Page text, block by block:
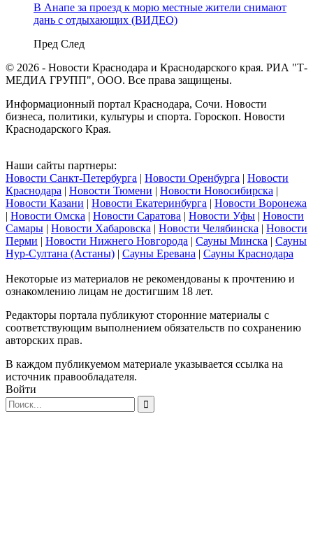
В Анапе за проезд к морю местные жители снимают
дань с отдыхающих (ВИДЕО)
Пред След
© 2026 - Новости Краснодара и Краснодарского края. РИА "Т-
МЕДИА ГРУПП", ООО. Все права защищены.
Информационный портал Краснодара, Сочи. Новости
бизнеса, политики, культуры и спорта. Гороскоп. Новости
Краснодарского Края.
Наши сайты партнеры:
Новости Санкт-Петербурга | Новости Оренбурга | Новости
Краснодара | Новости Тюмени | Новости Новосибирска |
Новости Казани | Новости Екатеринбурга | Новости Воронежа
| Новости Омска | Новости Саратова | Новости Уфы | Новости
Самары | Новости Хабаровска | Новости Челябинска | Новости
Перми | Новости Нижнего Новгорода | Сауны Минска | Сауны
Нур-Султана (Астаны) | Сауны Еревана | Сауны Краснодара
Некоторые из материалов не рекомендованы к прочтению и
ознакомлению лицам не достигшим 18 лет.
Редакторы портала публикуют сторонние материалы с
соответствующим выполнением обязательств по сохранению
авторских прав.
В каждом публикуемом материале указывается ссылка на
источник правообладателя.
Войти